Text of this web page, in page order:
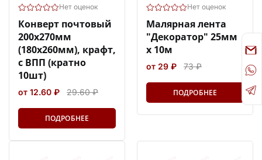
Нет оценок
Конверт почтовый
200х270мм
(180х260мм), крафт,
с ВПП (кратно
10шт)
от 12.60 ₽ 29.60 ₽
ПОДРОБНЕЕ
Нет оценок
Малярная лента
"Декоратор" 25мм
х 10м
от 29 ₽ 73 ₽
ПОДРОБНЕЕ